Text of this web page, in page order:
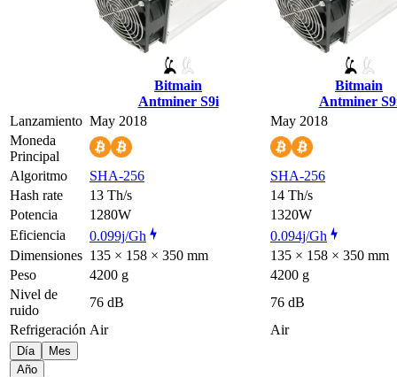
Bitmain
Antminer S9i
Bitmain
Antminer
Lanzamiento May 2018
May 2018
Moneda
Principal
Algoritmo
SHA-256
SHA-256
Hash rate
13 Th/s
14 Th/s
Potencia
1280W
1320W
Eficiencia
0.099j/Gh
0.094j/Gh
Dimensiones 135 × 158 × 350 mm
135 × 158 × 350 mm
Peso
4200 g
4200 g
Nivel de
ruido
76 dB
76 dB
Refrigeración Air Air
Día
Mes
Año